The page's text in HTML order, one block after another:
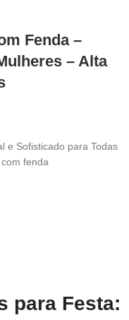
Fenda –
– Alta
e Sofisticado para Todas
fenda
para Festa: